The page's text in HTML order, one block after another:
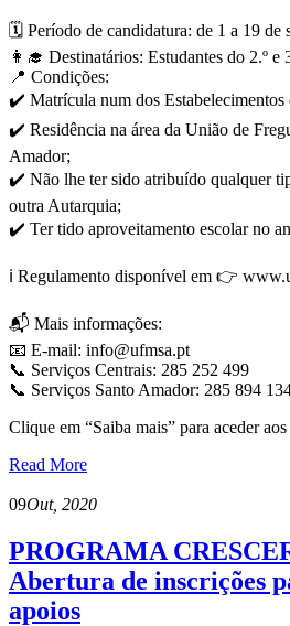
🗓️ Período de candidatura: de 1 a 19 de
👩‍🎓 Destinatários: Estudantes do 2.º e
📍 Condições:
✔️ Matrícula num dos Estabelecimentos
✔️ Residência na área da União de
Amador;
✔️ Não lhe ter sido atribuído qualquer
outra Autarquia;
✔️ Ter tido aproveitamento escolar no
ℹ️ Regulamento disponível em 👉
📬 Mais informações:
📧 E-mail: info@ufmsa.pt
📞 Serviços Centrais: 285 252 499
📞 Serviços Santo Amador: 285 894
Clique em “Saiba mais” para aceder
Read More
09Out, 2020
PROGRAMA
Abertura de inscrições
apoios